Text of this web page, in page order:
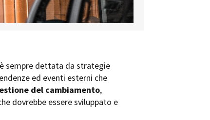
sempre dettata da strategie
ed eventi esterni che
del cambiamento,
dovrebbe essere sviluppato e